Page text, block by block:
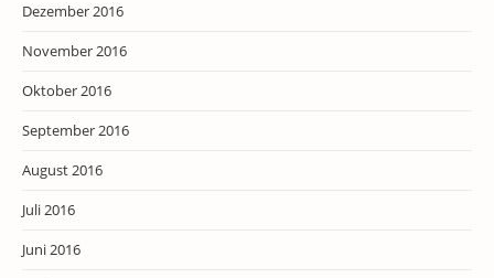
Dezember 2016
November 2016
Oktober 2016
September 2016
August 2016
Juli 2016
Juni 2016